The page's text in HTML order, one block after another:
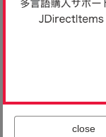
close